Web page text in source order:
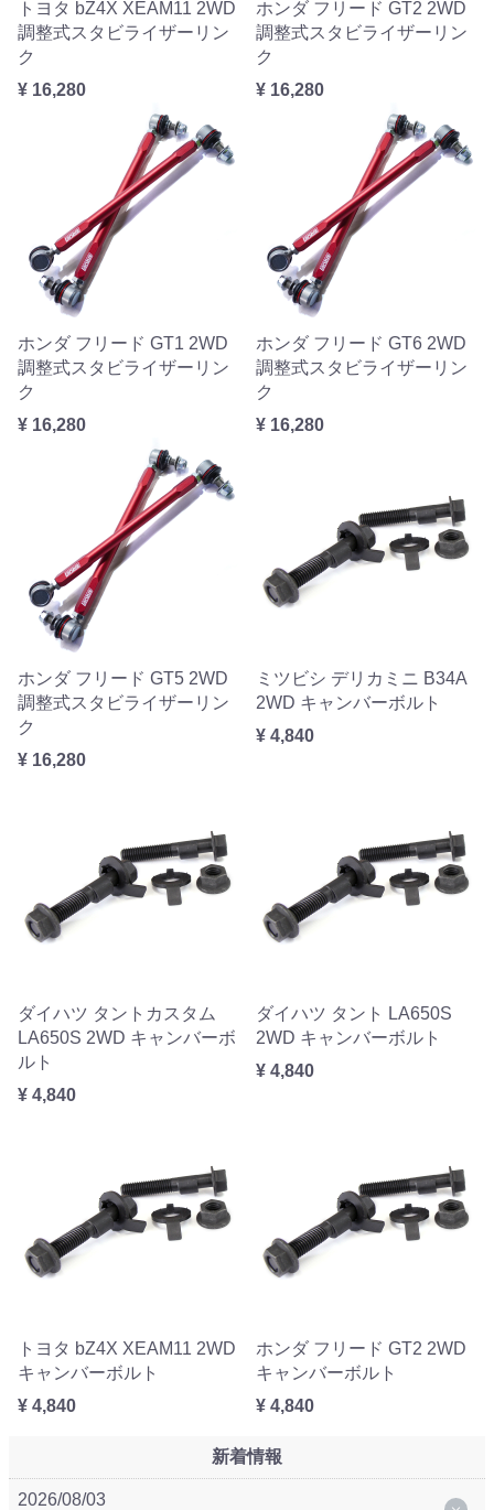
トヨタ bZ4X XEAM11 2WD
調整式スタビライザーリン
ク
¥ 16,280
ホンダ フリード GT2 2WD
調整式スタビライザーリン
ク
¥ 16,280
ホンダ フリード GT1 2WD
調整式スタビライザーリン
ク
¥ 16,280
ホンダ フリード GT6 2WD
調整式スタビライザーリン
ク
¥ 16,280
ホンダ フリード GT5 2WD
調整式スタビライザーリン
ク
¥ 16,280
ミツビシ デリカミニ B34A
2WD キャンバーボルト
¥ 4,840
ダイハツ タントカスタム
LA650S 2WD キャンバーボ
ルト
¥ 4,840
ダイハツ タント LA650S
2WD キャンバーボルト
¥ 4,840
トヨタ bZ4X XEAM11 2WD
キャンバーボルト
¥ 4,840
ホンダ フリード GT2 2WD
キャンバーボルト
¥ 4,840
新着情報
2026/08/03